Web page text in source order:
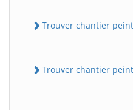
Trouver chantier
Trouver chantier